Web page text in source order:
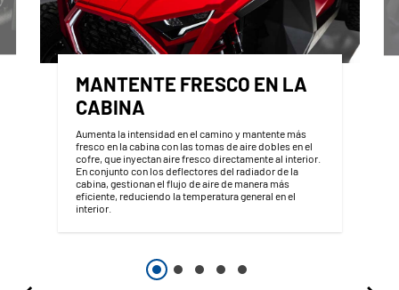
MANTENTE FRESCO EN LA
CABINA
Aumenta la intensidad en el camino y mantente más
fresco en la cabina con las tomas de aire dobles en el
cofre, que inyectan aire fresco directamente al interior.
En conjunto con los deflectores del radiador de la
cabina, gestionan el flujo de aire de manera más
eficiente, reduciendo la temperatura general en el
interior.